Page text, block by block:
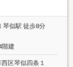
琴似駅 徒歩8分
階建
区琴似四条１